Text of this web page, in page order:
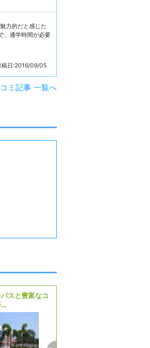
力的だと感じた
、通学時間が必要
稿日:2016/09/05
ミ記事 一覧へ
スと豊富なコ
…